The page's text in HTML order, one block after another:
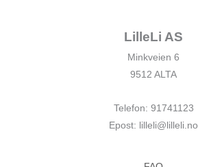
LilleLi AS
Minkveien 6
9512 ALTA
Telefon: 91741123
Epost: lilleli@lilleli.no